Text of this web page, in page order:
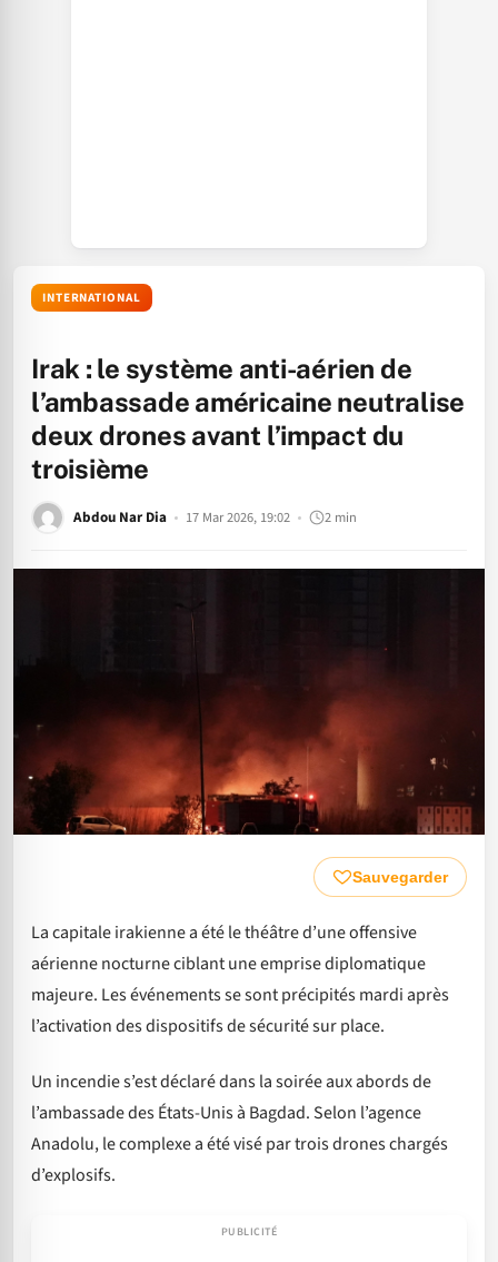
INTERNATIONAL
Irak : le système anti-aérien de
l’ambassade américaine neutralise
deux drones avant l’impact du
troisième
Abdou Nar Dia 17 Mar 2026, 19:02 2 min
Sauvegarder
La capitale irakienne a été le théâtre d’une offensive
aérienne nocturne ciblant une emprise diplomatique
majeure. Les événements se sont précipités mardi après
l’activation des dispositifs de sécurité sur place.
Un incendie s’est déclaré dans la soirée aux abords de
l’ambassade des États-Unis à Bagdad. Selon l’agence
Anadolu, le complexe a été visé par trois drones chargés
d’explosifs.